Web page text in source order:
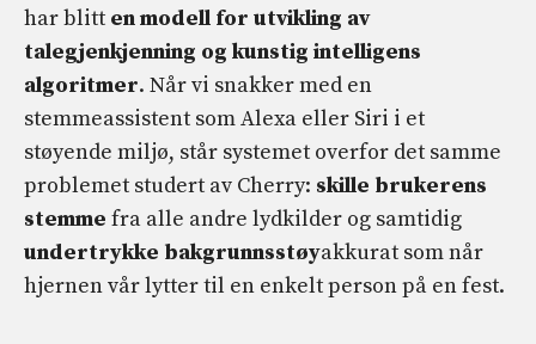
har blitt en modell for utvikling av
talegjenkjenning og kunstig intelligens
algoritmer. Når vi snakker med en
stemmeassistent som Alexa eller Siri i et
støyende miljø, står systemet overfor det samme
problemet studert av Cherry: skille brukerens
stemme fra alle andre lydkilder og samtidig
undertrykke bakgrunnsstøyakkurat som når
hjernen vår lytter til en enkelt person på en fest.